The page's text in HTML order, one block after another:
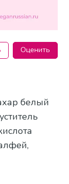
Оценить
белый